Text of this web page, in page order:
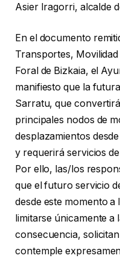
Asier Iragorri, alcalde
En el documento
Transportes,
Foral de Bizkaia, el
manifiesto que la
Sarratu, que
principales nodos de
desplazamientos
y requerirá servicios
Por ello, las/los
que el futuro servicio
desde este momento
limitarse únicamente a
consecuencia,
contemple